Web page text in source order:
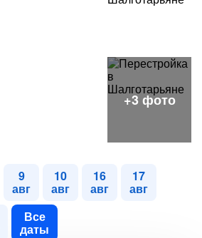
9
авг
10
авг
16
авг
17
авг
Все
даты